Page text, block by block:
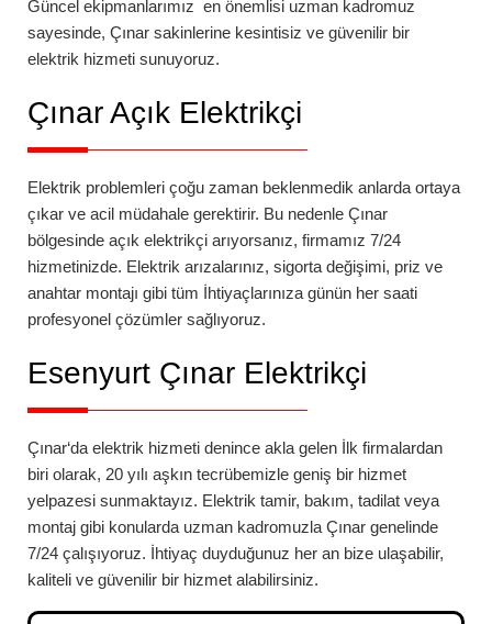
Güncel ekipmanlarımız en önemlisi uzman kadromuz
sayesinde, Çınar sakinlerine kesintisiz ve güvenilir bir
elektrik hizmeti sunuyoruz.
ÇınarAçık Elektrikçi
Elektrik problemleri çoğu zaman beklenmedik anlarda ortaya
çıkar ve acil müdahale gerektirir. Bu nedenle Çınar
bölgesinde açık elektrikçi arıyorsanız, firmamız 7/24
hizmetinizde. Elektrik arızalarınız, sigorta değişimi, priz ve
anahtar montajı gibi tüm İhtiyaçlarınıza günün her saati
profesyonel çözümler sağlıyoruz.
Esenyurt Çınar Elektrikçi
Çınar‘da elektrik hizmeti denince akla gelen İlk firmalardan
biri olarak, 20 yılı aşkın tecrübemizle geniş bir hizmet
yelpazesi sunmaktayız. Elektrik tamir, bakım, tadilat veya
montaj gibi konularda uzman kadromuzla Çınar genelinde
7/24 çalışıyoruz. İhtiyaç duyduğunuz her an bize ulaşabilir,
kaliteli ve güvenilir bir hizmet alabilirsiniz.